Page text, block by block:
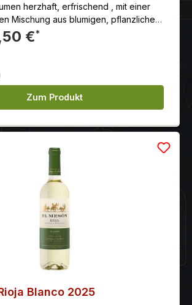
herzhaft, erfrischend , mit einer
Mischung aus blumigen, pflanzlichen
Noten und eleganten Anklängen von
wie es für das
€*
Zum Produkt
Blanco 2025